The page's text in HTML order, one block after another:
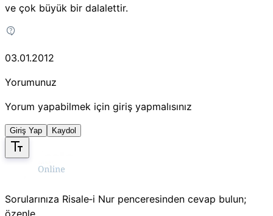
ve çok büyük bir dalalettir.
03.01.2012
Yorumunuz
Yorum yapabilmek için giriş yapmalısınız
Giriş Yap Kaydol
Sorularınıza Risale‑i Nur penceresinden cevap bulun;
özenle